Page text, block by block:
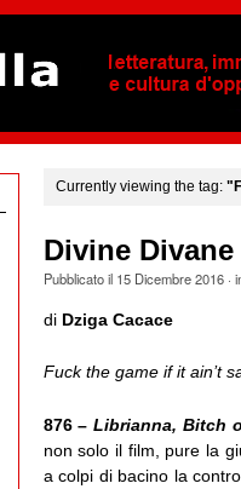
Currently viewing the tag:
Divine
Pubblicato il 15 Dicembre 2016·
di Dziga Cacace
Fuck the game if it ain’t
876 –Librianna, Bitch
non solo il film, pure la
a colpi di bacino la